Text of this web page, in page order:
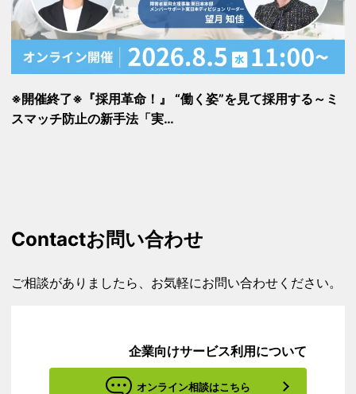
※開催終了※『採用革命！』 “働く姿”を見て採用する～ミ
スマッチ防止の新手法「実…
Contactお問い合わせ
ご相談がありましたら、お気軽にお問い合わせください。
企業向けサービス利用について
オンライン相談はこちら